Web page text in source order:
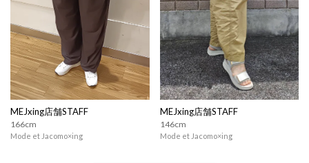
MEJxing店舗STAFF
166cm
Mode et Jacomo×ing
MEJxing店舗STAFF
146cm
Mode et Jacomo×ing